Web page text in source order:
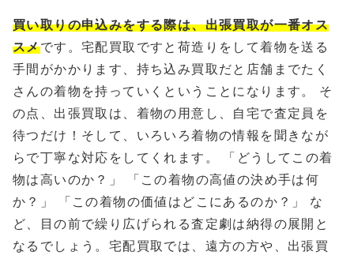
買い取りの申込みをする際は、出張買取が一番オス
スメです。宅配買取ですと荷造りをして着物を送る
手間がかかります、持ち込み買取だと店舗までたく
さんの着物を持っていくということになります。 そ
の点、出張買取は、着物の用意し、自宅で査定員を
待つだけ！そして、いろいろ着物の情報を聞きなが
らで丁寧な対応をしてくれます。 「どうしてこの着
物は高いのか？」 「この着物の高値の決め手は何
か？」 「この着物の価値はどこにあるのか？」 な
ど、目の前で繰り広げられる査定劇は納得の展開と
なるでしょう。宅配買取では、遠方の方や、出張買